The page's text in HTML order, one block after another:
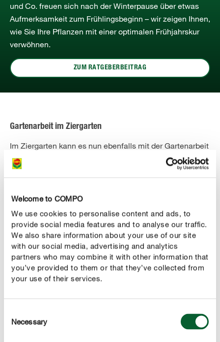
Welcome to COMPO
We use cookies to personalise content and ads, to
provide social media features and to analyse our traffic.
We also share information about your use of our site
with our social media, advertising and analytics
partners who may combine it with other information that
you’ve provided to them or that they’ve collected from
your use of their services.
Selection
Necessary
und Co. freuen sich nach der Winterpause über etwas
Aufmerksamkeit zum Frühlingsbeginn – wir zeigen Ihnen,
wie Sie Ihre Pflanzen mit einer optimalen Frühjahrskur
verwöhnen.
ZUM RATGEBERBEITRAG
Gartenarbeit im Ziergarten
Im Ziergarten kann es nun ebenfalls mit der Gartenarbeit
losgehen. So lassen sich im März bereits erste schöne
Pflanzenarrangements für den Kübel oder den
pflanzen können, wie Sie Ihre Rosen im März pflegen
und welche Gartenarbeit im März verboten ist, erfahren
Sie in den nächsten Tipps zur Gartenarbeit im
Ziergarten.